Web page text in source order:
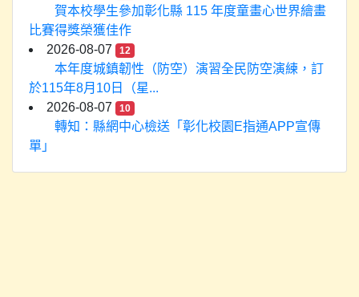
賀本校學生參加彰化縣 115 年度童畫心世界繪畫
比賽得獎榮獲佳作
2026-08-07
12
本年度城鎮韌性（防空）演習全民防空演練，訂
於115年8月10日（星...
2026-08-07
10
轉知：縣網中心檢送「彰化校園E指通APP宣傳
單」